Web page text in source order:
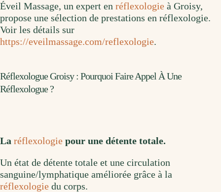
Éveil Massage, un expert en réflexologie à Groisy,
propose une sélection de prestations en réflexologie.
Voir les détails sur
https://eveilmassage.com/reflexologie.
Réflexologue Groisy : Pourquoi Faire Appel À Une
Réflexologue ?
La réflexologie pour une détente totale.
Un état de détente totale et une circulation
sanguine/lymphatique améliorée grâce à la
réflexologie du corps.